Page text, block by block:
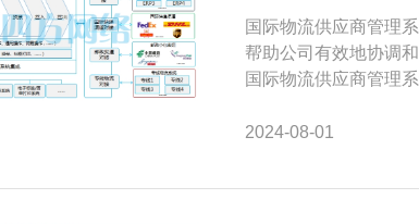
国际物流供应商管理
帮助公司有效地协调
国际物流供应商管理
2024-08-01